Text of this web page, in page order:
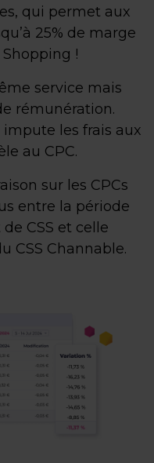
qui permet aux
25% de marge
!
service mais
rémunération.
les frais aux
au CPC.
sur les CPCs
entre la période
CSS et celle
CSS Channable.